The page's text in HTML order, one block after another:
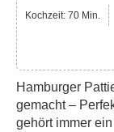
Kochzeit: 70 Min.
Hamburger
gemacht –
gehört immer